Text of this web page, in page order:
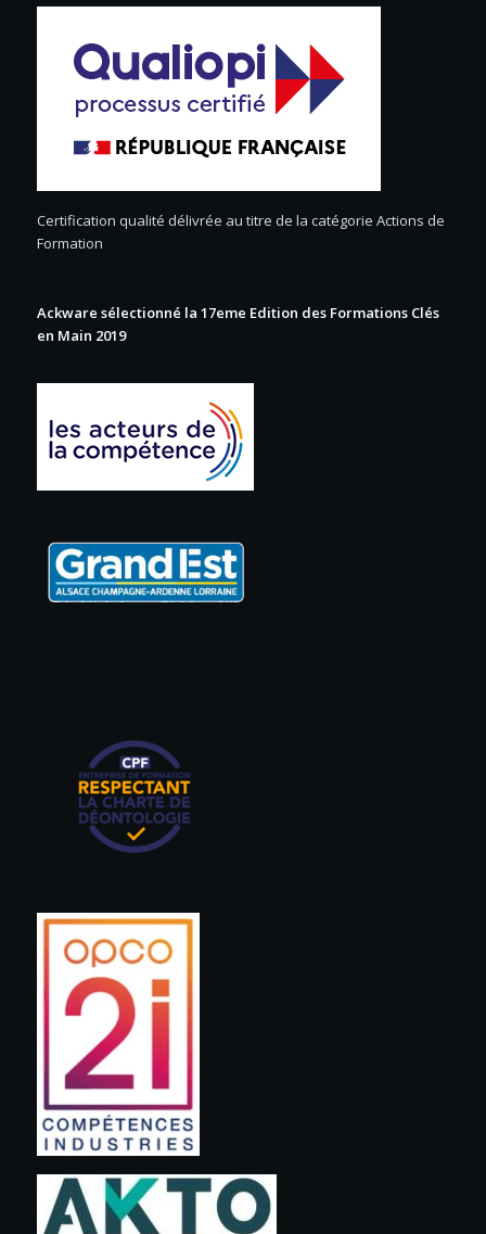
Certification qualité délivrée au titre de la catégorie Actions de
Formation
Ackware sélectionné la 17eme Edition des Formations Clés
en Main 2019